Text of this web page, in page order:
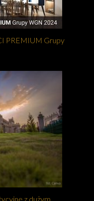
PREMIUM Grupy
z dużym